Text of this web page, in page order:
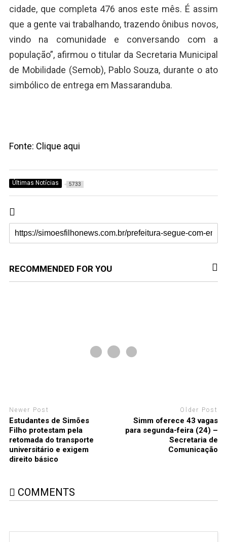
cidade, que completa 476 anos este mês. É assim
que a gente vai trabalhando, trazendo ônibus novos,
vindo na comunidade e conversando com a
população”, afirmou o titular da Secretaria Municipal
de Mobilidade (Semob), Pablo Souza, durante o ato
simbólico de entrega em Massaranduba.
Fonte: Clique aqui
Últimas Notícias 5733
RECOMMENDED FOR YOU
Newer Post
Estudantes de Simões
Filho protestam pela
retomada do transporte
universitário e exigem
direito básico
Older Post
Simm oferece 43 vagas
para segunda-feira (24) –
Secretaria de
Comunicação
COMMENTS